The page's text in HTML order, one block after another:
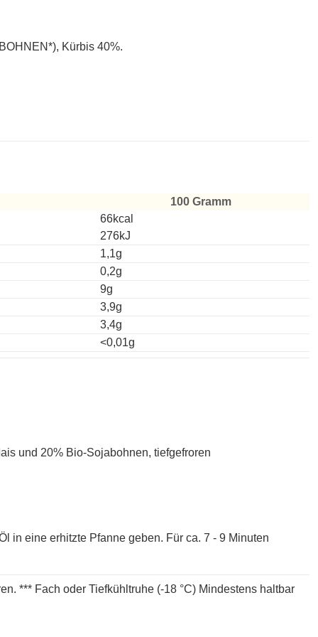
Kürbis 40%.
100 Gramm
66kcal
276kJ
1,1g
0,2g
9g
3,9g
3,4g
<0,01g
und 20% Bio-Sojabohnen, tiefgefroren
in eine erhitzte Pfanne geben. Für ca. 7 - 9 Minuten
*** Fach oder Tiefkühltruhe (-18 °C) Mindestens haltbar